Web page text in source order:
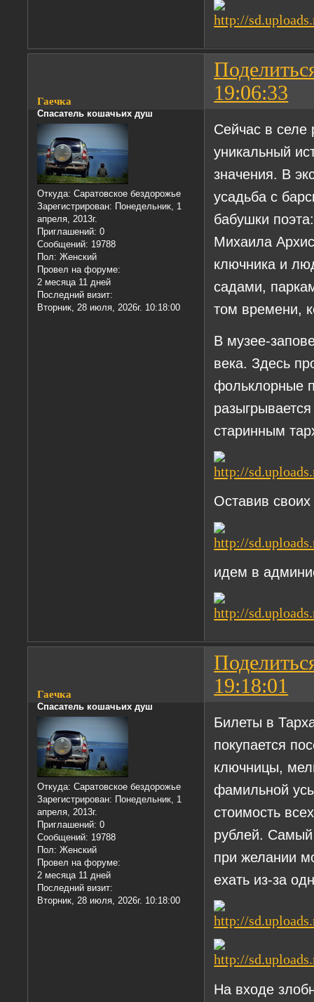
19:06:33
Гаечка
Спасатель кошачьих душ
Откуда: Саратовское бездорожье
Зарегистрирован: Понедельник, 1
апреля, 2013г.
Приглашений: 0
Сообщений: 19788
Пол: Женский
Провел на форуме:
2 месяца 11 дней
Последний визит:
Вторник, 28 июля, 2026г. 10:18:00
Сейчас в селе
уникальный
значения. В
усадьба с
бабушки
Михаила
ключника и
садами,
том времени,
В музее-
века. Здесь
фольклорные
старинным
Оставив
идем в
19:18:01
Гаечка
Спасатель кошачьих душ
Откуда: Саратовское бездорожье
Зарегистрирован: Понедельник, 1
апреля, 2013г.
Приглашений: 0
Сообщений: 19788
Пол: Женский
Провел на форуме:
2 месяца 11 дней
Последний визит:
Вторник, 28 июля, 2026г. 10:18:00
Билеты в
покупается
ключницы,
фамильной
стоимость
рублей. Самый
при желании
ехать из-за
На входе